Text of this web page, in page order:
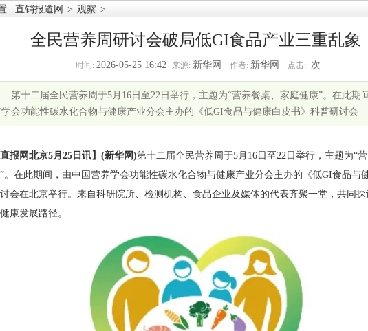
: 直销报道网 > 观察 >
全民营养周研讨会破局低GI食品产业三重乱象
时间: 2026-05-25 16:42 来源: 新华网 作者: 新华网 点击: 次
第十二届全民营养周于5月16日至22日举行，主题为“营养餐桌、家庭健康”。在此期
会功能性碳水化合物与健康产业分会主办的《低GI食品与健康白皮书》科普研讨会
直报网北京5月25日讯】(新华网)第十二届全民营养周于5月16日至22日举行，主题为“
。在此期间，由中国营养学会功能性碳水化合物与健康产业分会主办的《低GI食品与
会在北京举行。来自科研院所、检测机构、食品企业及媒体的代表齐聚一堂，共同
康发展路径。